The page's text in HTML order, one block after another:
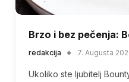
Brzo i bez pečenja:
redakcija 7. Augusta
Ukoliko ste ljubitelj